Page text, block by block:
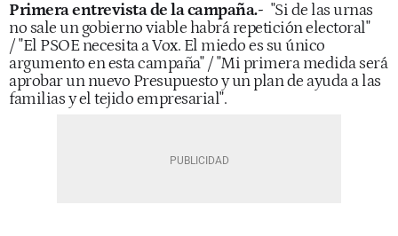
Primera entrevista de la campaña.- "Si de las urnas
no sale un gobierno viable habrá repetición electoral"
/ "El PSOE necesita a Vox. El miedo es su único
argumento en esta campaña" / "Mi primera medida será
aprobar un nuevo Presupuesto y un plan de ayuda a las
familias y el tejido empresarial".